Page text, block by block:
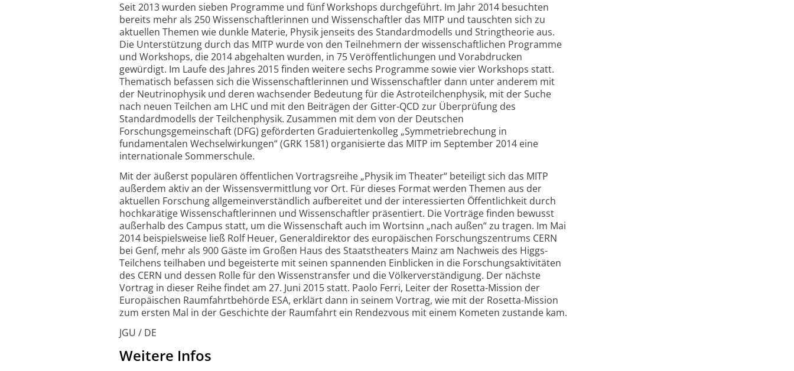
Seit 2013 wurden sieben Programme und fünf Workshops durchgeführt. Im Jahr 2014 besuchten
bereits mehr als 250 Wissenschaftlerinnen und Wissenschaftler das MITP und tauschten sich zu
aktuellen Themen wie dunkle Materie, Physik jenseits des Standardmodells und Stringtheorie aus.
Die Unterstützung durch das MITP wurde von den Teilnehmern der wissenschaftlichen Programme
und Workshops, die 2014 abgehalten wurden, in 75 Veröffentlichungen und Vorabdrucken
gewürdigt. Im Laufe des Jahres 2015 finden weitere sechs Programme sowie vier Workshops statt.
Thematisch befassen sich die Wissenschaftlerinnen und Wissenschaftler dann unter anderem mit
der Neutrino­physik und deren wachsender Bedeutung für die Astro­teilchen­physik, mit der Suche
nach neuen Teilchen am LHC und mit den Beiträgen der Gitter-QCD zur Überprüfung des
Standardmodells der Teilchenphysik. Zusammen mit dem von der Deutschen
Forschungsgemeinschaft (DFG) geförderten Graduierten­kolleg „Symmetriebrechung in
fundamentalen Wechselwirkungen“ (GRK 1581) organisierte das MITP im September 2014 eine
internationale Sommerschule.
Mit der äußerst populären öffentlichen Vortragsreihe „Physik im Theater“ beteiligt sich das MITP
außerdem aktiv an der Wissens­vermittlung vor Ort. Für dieses Format werden Themen aus der
aktuellen Forschung allgemeinverständlich aufbereitet und der interessierten Öffentlichkeit durch
hochkarätige Wissenschaftlerinnen und Wissenschaftler präsentiert. Die Vorträge finden bewusst
außerhalb des Campus statt, um die Wissenschaft auch im Wortsinn „nach außen“ zu tragen. Im Mai
2014 beispielsweise ließ Rolf Heuer, Generaldirektor des europäischen Forschungs­zentrums CERN
bei Genf, mehr als 900 Gäste im Großen Haus des Staatstheaters Mainz am Nachweis des Higgs-
Teilchens teilhaben und begeisterte mit seinen spannenden Einblicken in die Forschungs­aktivitäten
des CERN und dessen Rolle für den Wissenstransfer und die Völkerverständigung. Der nächste
Vortrag in dieser Reihe findet am 27. Juni 2015 statt. Paolo Ferri, Leiter der Rosetta-Mission der
Europäischen Raumfahrt­behörde ESA, erklärt dann in seinem Vortrag, wie mit der Rosetta-Mission
zum ersten Mal in der Geschichte der Raumfahrt ein Rendezvous mit einem Kometen zustande kam.
JGU / DE
Weitere Infos